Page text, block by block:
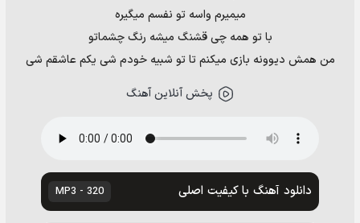
میمیرم واسه تو نفسم میگیره
با تو همه چی قشنگ میشه رنگ چشماتو
من همش دیوونه بازی میکنم تا تو شبیه خودم شی یکم عاشقم شی
پخش آنلاین آهنگ
دانلود آهنگ با کیفیت اصلی 320 - MP3